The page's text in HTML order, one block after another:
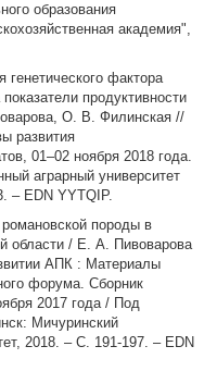
образования
академия",
фактора
продуктивности
О. В. Филинская //
развития
01–02 ноября 2018 года.
аграрный университет
– EDN YYTQIP.
породы в
области / Е. А. Пивоварова
АПК : Материалы
форума. Сборник
2017 года / Под
Мичуринский
2018. – С. 191-197. – EDN